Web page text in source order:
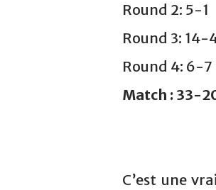
Round 2: 5-1
Round 3: 14-
Round 4: 6-7
Match : 33-
C’est une